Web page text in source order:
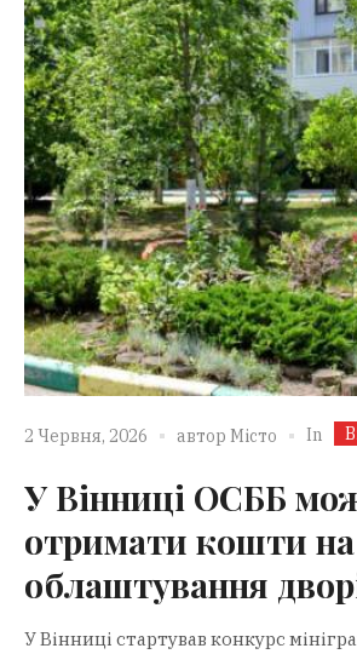
2 Червня, 2026 автор Місто In
У Вінниці ОСББ
отримати кошти на
облаштування
У Вінниці стартував конкурс